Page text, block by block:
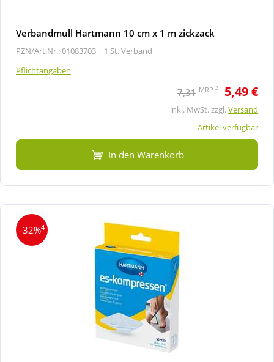
Verbandmull Hartmann 10 cm x 1 m zickzack
PZN/Art.Nr.: 01083703 | 1 St, Verband
Pflichtangaben
7,31 MRP 2 5,49 €
inkl. MwSt. zzgl.Versand
Artikel verfügbar
In den Warenkorb
-32%4